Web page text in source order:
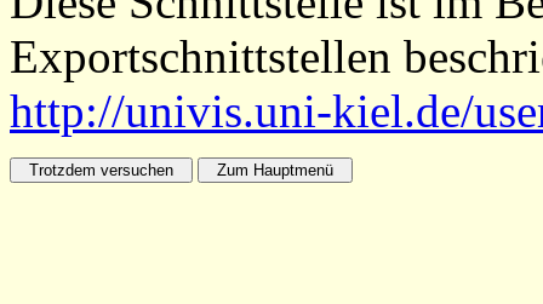
Exportschnittstellen
http://univis.uni-kiel.de/